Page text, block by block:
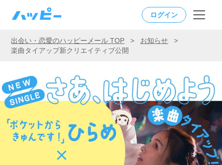
ログイン
出会い・恋愛のハッピーメール TOP > お知らせ
>
楽曲タイアップ新クリエイティブ公開